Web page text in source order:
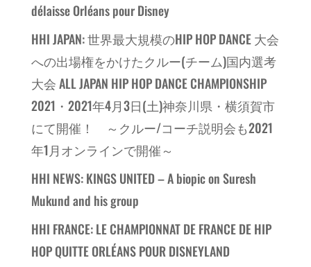
délaisse Orléans pour Disney
HHI JAPAN: 世界最大規模のHIP HOP DANCE 大会
への出場権をかけたクルー(チーム)国内選考
大会 ALL JAPAN HIP HOP DANCE CHAMPIONSHIP
2021・2021年4月3日(土)神奈川県・横須賀市
にて開催！ ～クルー/コーチ説明会も2021
年1月オンラインで開催～
HHI NEWS: KINGS UNITED – A biopic on Suresh
Mukund and his group
HHI FRANCE: LE CHAMPIONNAT DE FRANCE DE HIP
HOP QUITTE ORLÉANS POUR DISNEYLAND